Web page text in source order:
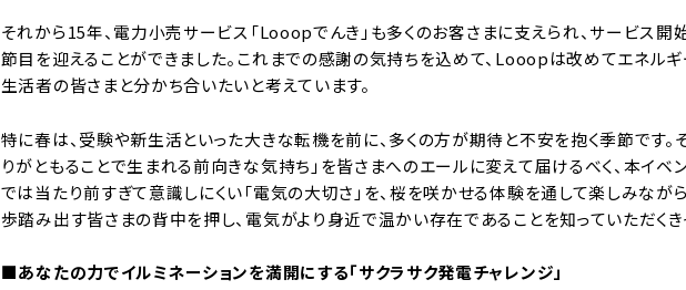
それから15年、電力小売サービス「Looopでんき」も多くのお客さまに支えられ、サービス開
節目を迎えることができました。これまでの感謝の気持ちを込めて、Looopは改めてエネルギ
生活者の皆さまと分かち合いたいと考えています。
特に春は、受験や新生活といった大きな転機を前に、多くの方が期待と不安を抱く季節です。
りがともることで生まれる前向きな気持ち」を皆さまへのエールに変えて届けるべく、本イベ
では当たり前すぎて意識しにくい「電気の大切さ」を、桜を咲かせる体験を通して楽しみなが
歩踏み出す皆さまの背中を押し、電気がより身近で温かい存在であることを知っていただく
■あなたの力でイルミネーションを満開にする「サクラサク発電チャレンジ」